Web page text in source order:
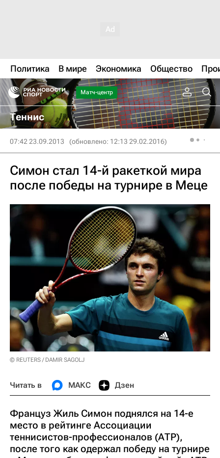
Политика В мире Экономика Общество
Матч-центр
Теннис
07:42 23.09.2013 (обновлено: 12:13 29.02.2016)
Симон стал 14-й ракеткой мира
после победы на турнире в Меце
© REUTERS / DAMIR SAGOLJ
Читать в МАКС Дзен
Француз Жиль Симон поднялся на 14-е
место в рейтинге Ассоциации
теннисистов-профессионалов (АТР),
после того как одержал победу на турнире